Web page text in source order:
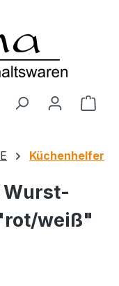
Küchenhelfer
Wurst-
weiß"